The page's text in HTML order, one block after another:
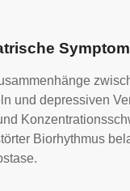
und depressiven
Biorhythmus